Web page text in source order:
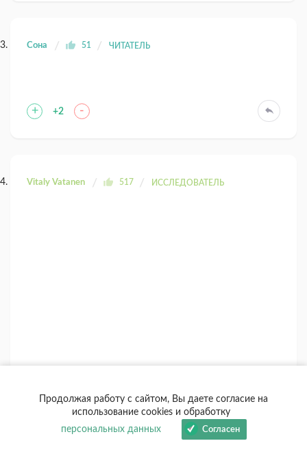
Сона 51 ЧИТАТЕЛЬ
+ +2 -
Vitaly Vatanen 517 ИССЛЕДОВАТЕЛЬ
Продолжая работу с сайтом, Вы даете согласие на
использование cookies и обработку
персональных данных
Согласен